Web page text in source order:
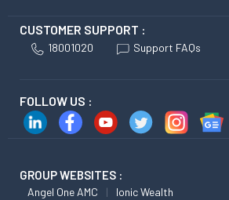
CUSTOMER SUPPORT :
18001020 Support FAQs
FOLLOW US :
GROUP WEBSITES :
Angel One AMC Ionic Wealth